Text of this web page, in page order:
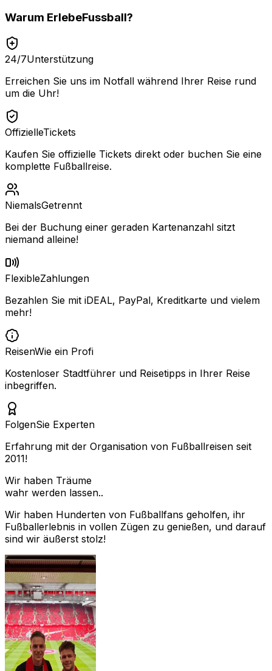
Warum ErlebeFussball?
24/7Unterstützung
Erreichen Sie uns im Notfall während Ihrer Reise rund
um die Uhr!
OffizielleTickets
Kaufen Sie offizielle Tickets direkt oder buchen Sie eine
komplette Fußballreise.
NiemalsGetrennt
Bei der Buchung einer geraden Kartenanzahl sitzt
niemand alleine!
FlexibleZahlungen
Bezahlen Sie mit iDEAL, PayPal, Kreditkarte und vielem
mehr!
ReisenWie ein Profi
Kostenloser Stadtführer und Reisetipps in Ihrer Reise
inbegriffen.
FolgenSie Experten
Erfahrung mit der Organisation von Fußballreisen seit
2011!
Wir haben Träume
wahr werden lassen..
Wir haben Hunderten von Fußballfans geholfen, ihr
Fußballerlebnis in vollen Zügen zu genießen, und darauf
sind wir äußerst stolz!